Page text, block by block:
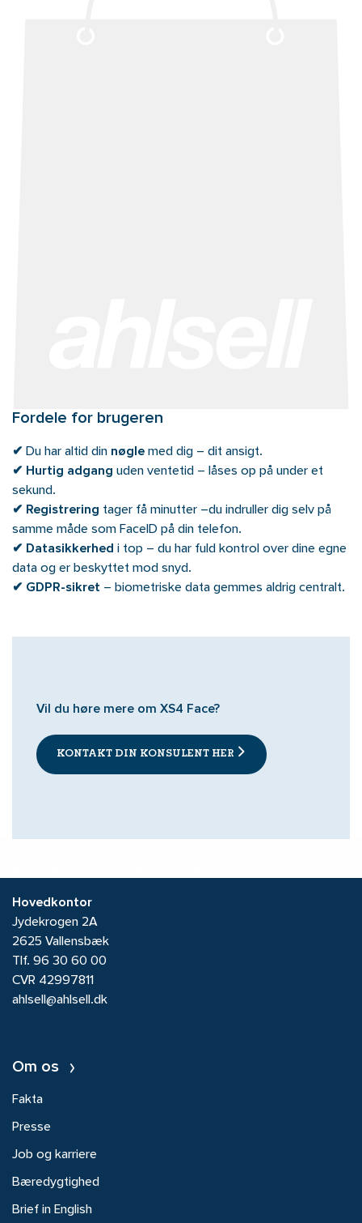
Fordele for brugeren
✔ Du har altid din nøgle med dig – dit ansigt.
✔ Hurtig adgang uden ventetid – låses op på under et
sekund.
✔ Registrering tager få minutter –du indruller dig selv på
samme måde som FaceID på din telefon.
✔ Datasikkerhed i top – du har fuld kontrol over dine egne
data og er beskyttet mod snyd.
✔ GDPR-sikret – biometriske data gemmes aldrig centralt.
Vil du høre mere om XS4 Face?
KONTAKT DIN KONSULENT HER
Hovedkontor
Jydekrogen 2A
2625 Vallensbæk
Tlf. 96 30 60 00
CVR 42997811
ahlsell@ahlsell.dk
Om os
Fakta
Presse
Job og karriere
Bæredygtighed
Brief in English